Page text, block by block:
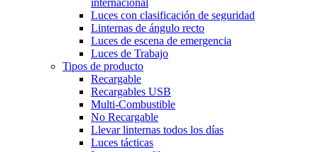
internacional
Luces con clasificación de seguridad
Linternas de ángulo recto
Luces de escena de emergencia
Luces de Trabajo
Tipos de producto
Recargable
Recargables USB
Multi-Combustible
No Recargable
Llevar linternas todos los días
Luces tácticas